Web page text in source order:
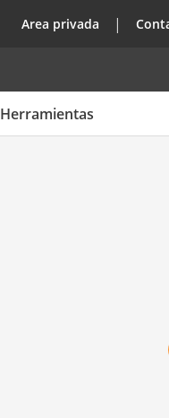
top
Area privada
Herramientas